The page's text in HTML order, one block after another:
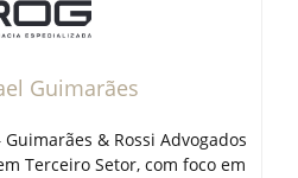
Guimarães
& Rossi Advogados
Terceiro Setor, com foco em